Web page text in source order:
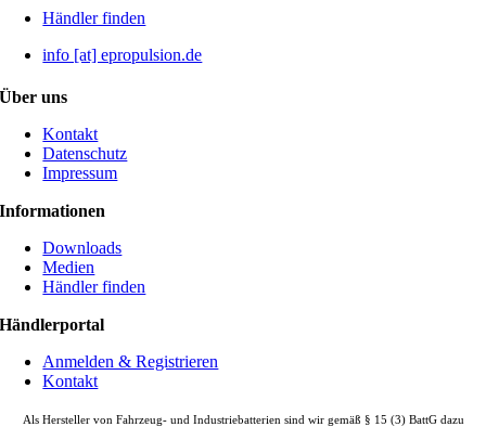
Händler finden
info [at] epropulsion.de
Über uns
Kontakt
Datenschutz
Impressum
Informationen
Downloads
Medien
Händler finden
Händlerportal
Anmelden & Registrieren
Kontakt
Als Hersteller von Fahrzeug- und Industriebatterien sind wir gemäß § 15 (3) BattG dazu